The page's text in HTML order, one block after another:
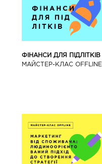
ФІНАНСИ ДЛЯ ПІДЛІТКІВ
МАЙCТЕР-КЛАС OFFLINE